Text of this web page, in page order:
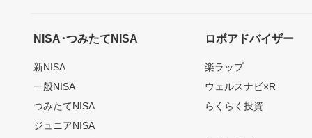
NISA･つみたてNISA
新NISA
一般NISA
つみたてNISA
ジュニアNISA
ロボアドバイザー
楽ラップ
ウェルスナビ×R
らくらく投資